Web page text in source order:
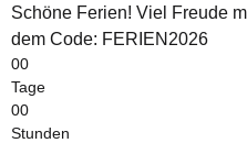
Schöne Ferien! Viel Freude
dem Code: FERIEN2026
00
Tage
00
Stunden